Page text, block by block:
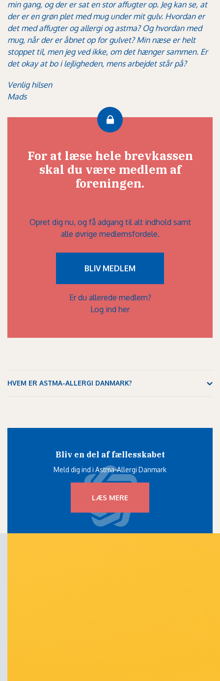
min gang, og der er sat en stor affugter op. Jeg kan se, at
der er en grøn plet med mug under mit gulv. Hvordan er
det med affugter og allergi og astma? Og hvordan med
mug, når der er åbnet op for gulvet? Min næse er helt
stoppet til, men jeg ved ikke, om det hænger sammen. Er
det okay at bo i lejligheden, mens arbejdet står på?
Venlig hilsen
Mads
For at læse hele brevkassen
skal du være medlem af
foreningen.
Opret dig nu, og få adgang til alt indhold samt
alle øvrige medlemsfordele.
BLIV MEDLEM
Er du allerede medlem?
Log ind her
HVEM ER ASTMA-ALLERGI DANMARK?
Bliv en del af fællesskabet
Meld dig ind i Astma-Allergi Danmark
LÆS MERE